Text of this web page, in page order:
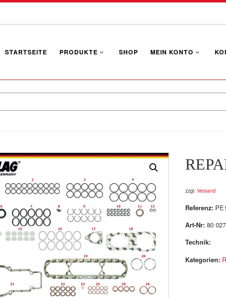
STARTSEITE PRODUKTE SHOP MEIN KONTO
zzgl. Versand
Referenz:
Art-Nr: 80
Technik:
Kategorien: